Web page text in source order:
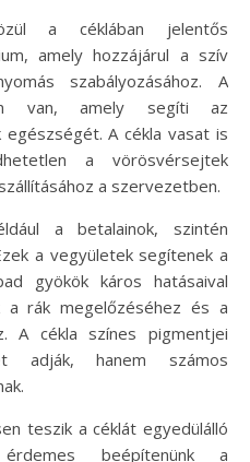
a céklában jelentős
amely hozzájárul a szív
szabályozásához. A
van, amely segíti az
A cékla vasat is
a vörösvérsejtek
a szervezetben.
a betalainok, szintén
a vegyületek segítenek a
gyökök káros hatásaival
a rák megelőzéséhez és a
A cékla színes pigmentjei
adják, hanem számos
teszik a céklát egyedülálló
beépítenünk a